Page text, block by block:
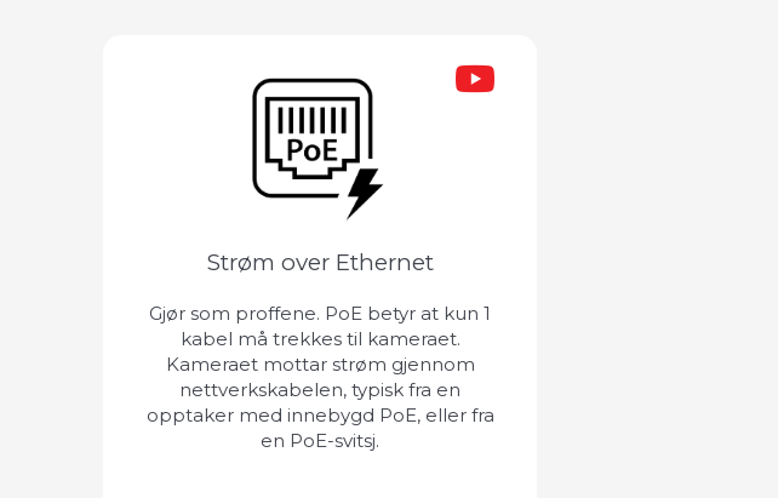
Strøm over Ethernet
Gjør som proffene. PoE betyr at kun 1
kabel må trekkes til kameraet.
Kameraet mottar strøm gjennom
nettverkskabelen, typisk fra en
opptaker med innebygd PoE, eller fra
en PoE-svitsj.